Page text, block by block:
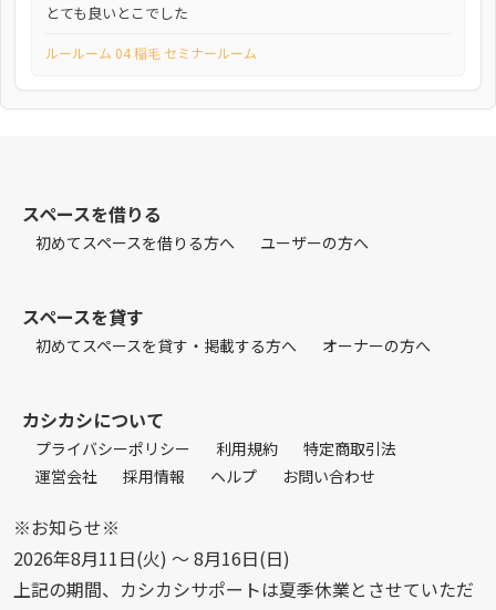
とても良いとこでした
ルールーム 04 稲毛 セミナールーム
スペースを借りる
初めてスペースを借りる方へ ユーザーの方へ
スペースを貸す
初めてスペースを貸す・掲載する方へ オーナーの方へ
カシカシについて
プライバシーポリシー 利用規約
特定商取引法
運営会社
採用情報 ヘルプ お問い合わせ
※お知らせ※
2026年8月11日(火) 〜 8月16日(日)
上記の期間、カシカシサポートは夏季休業とさせていただ